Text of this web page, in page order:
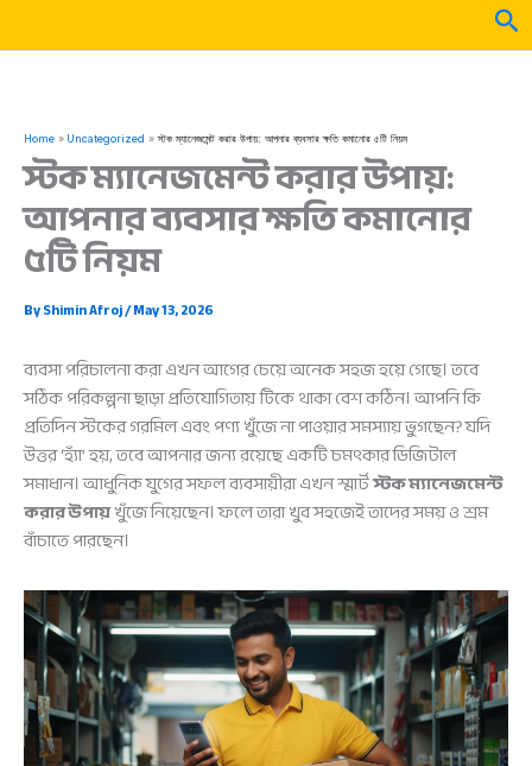
Home Uncategorized স্টক ম্যানেজমেন্ট করার উপায়: আপনার ব্যবসার ক্ষতি কমানোর ৫টি নিয়ম
স্টক ম্যানেজমেন্ট করার উপায়:
আপনার ব্যবসার ক্ষতি কমানোর
৫টি নিয়ম
ByShimin Afroj/May 13, 2026
ব্যবসা পরিচালনা করা এখন আগের চেয়ে অনেক সহজ হয়ে গেছে। তবে
সঠিক পরিকল্পনা ছাড়া প্রতিযোগিতায় টিকে থাকা বেশ কঠিন। আপনি কি
প্রতিদিন স্টকের গরমিল এবং পণ্য খুঁজে না পাওয়ার সমস্যায় ভুগছেন? যদি
উত্তর ‘হ্যাঁ’ হয়, তবে আপনার জন্য রয়েছে একটি চমৎকার ডিজিটাল
সমাধান। আধুনিক যুগের সফল ব্যবসায়ীরা এখন স্মার্টস্টক ম্যানেজমেন্ট
করার উপায়খুঁজে নিয়েছেন। ফলে তারা খুব সহজেই তাদের সময় ও শ্রম
বাঁচাতে পারছেন।